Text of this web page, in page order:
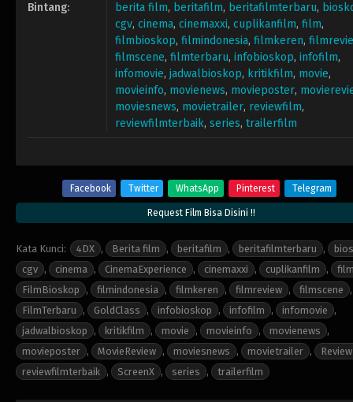
Bintang: berita film, beritafilm, beritafilmterbaru,
cgv, cinema, cinemaxxi, cuplikanfilm, film,
filmbioskop, filmindonesia, filmkeren,
filmscene, filmterbaru, infobioskop, infofilm,
infomovie, jadwalbioskop, kritikfilm, movie,
movieinfo, movienews, movieposter,
moviesnews, movietrailer, reviewfilm,
reviewfilmterbaik, series, trailerfilm
Facebook Twitter WhatsApp Pinterest Telegram
Request Film Bisa Disini !!
Kata Kunci: 4DX , Berita film , beritafilm , beritafilmterbaru ,
cgv , cinema , CinemaExperience , cinemaxxi , cuplikanfilm ,
FilmBioskop
, filmindonesia , filmkeren , filmreview , filmscene
,
FilmTerbaru
, GoldClass , infobioskop , infofilm , infomovie
,
jadwalbioskop
, kritikfilm , movie , movieinfo , movienews
,
movieposter , MovieReview , moviesnews , movietrailer ,
reviewfilmterbaik , ScreenX , series , trailerfilm